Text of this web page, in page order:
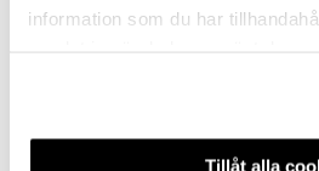
information som du har
Tillåt alla
Från 358,75 kr